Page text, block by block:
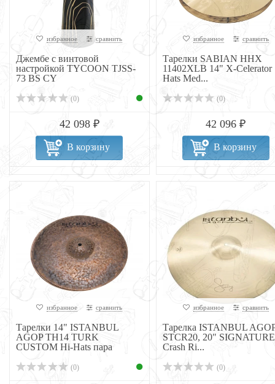
избранное сравнить
Джембе с винтовой
настройкой TYCOON TJSS-
73 BS CY
(0)
42 098 ₽
В корзину
избранное сравнить
Тарелки SABIAN HHX
11402XLB 14" X-Celerator
Hats Med...
(0)
42 096 ₽
В корзину
избранное сравнить
Тарелки 14" ISTANBUL
AGOP TH14 TURK
CUSTOM Hi-Hats пара
(0)
избранное сравнить
Тарелка ISTANBUL
STCR20, 20" SIGNATURE
Crash Ri...
(0)